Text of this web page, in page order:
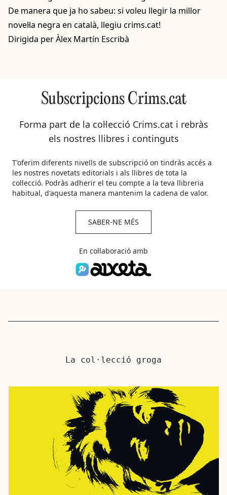
De manera que ja ho sabeu: si voleu llegir la millor
novel·la negra en català, llegiu crims.cat!
Dirigida per Àlex Martín Escribà
Subscripcions Crims.cat
Forma part de la col·lecció Crims.cat i rebràs
els nostres llibres i continguts
T'oferim diferents nivells de subscripció on tindràs accés a
les nostres novetats editorials i als llibres de tota la
col·lecció. Podràs adherir el teu compte a la teva llibreria
habitual, d'aquesta manera mantenim la cadena de valor.
SABER-NE MÉS
En col·laboració amb
La col·lecció groga